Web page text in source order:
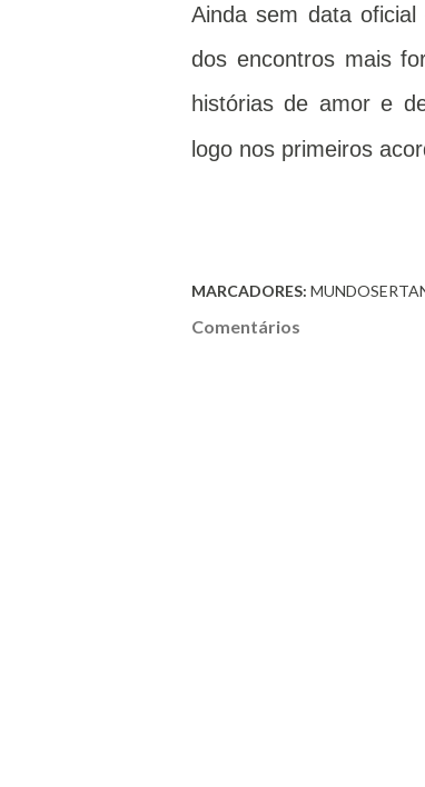
Ainda sem data oficial
dos encontros mais
histórias de amor e
logo nos primeiros
MARCADORES:
Comentários